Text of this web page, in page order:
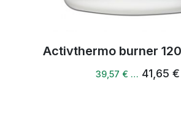
Activthermo burner
39,57 € … 41,65 €